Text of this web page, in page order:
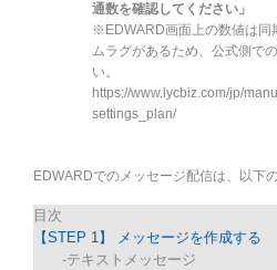
通数を確認してください」
※EDWARD画面上の数値は同
ムラグがあるため、公式側で
い。
https://www.lycbiz.com/jp/
settings_plan/
EDWARDでのメッセージ配信は、以下
目次
【STEP 1】 メッセージを作成する
-テキストメッセージ